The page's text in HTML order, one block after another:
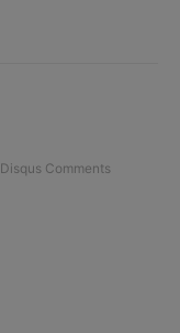
Disqus Comments